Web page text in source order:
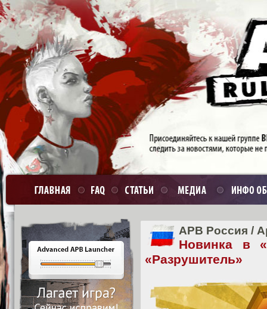
APB Россия /
Новинка в
«Разрушитель»